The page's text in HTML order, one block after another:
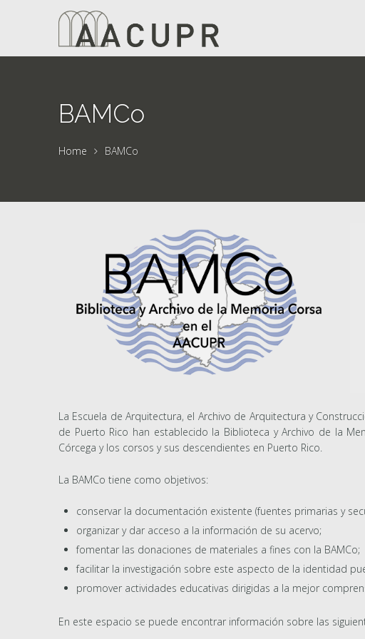
BAMCo
Home BAMCo
La Escuela de Arquitectura, el Archivo de Arquitectura y
de Puerto Rico han establecido la Biblioteca y Archivo de la
Córcega y los corsos y sus descendientes en Puerto Rico.
La BAMCo tiene como objetivos:
conservar la documentación existente (fuentes primarias y
organizar y dar acceso a la información de su acervo;
fomentar las donaciones de materiales a fines con la BAMCo;
facilitar la investigación sobre este aspecto de la identidad
promover actividades educativas dirigidas a la mejor
En este espacio se puede encontrar información sobre las